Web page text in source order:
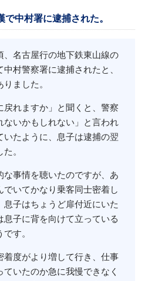
中村署に逮捕された。
、名古屋行の地下鉄東山線の
村警察署に逮捕されたと、
ました。
戻れますか」と聞くと、警察
ないかもしれない」と言われ
いたように、息子は逮捕の翌
。
な事情を聴いたのですが、あ
いてかなり乗客同士密着し
子はちょうど扉付近にいた
子に背を向けて立っている
す。
着度がより増して行き、仕事
いたのか急に我慢できなく